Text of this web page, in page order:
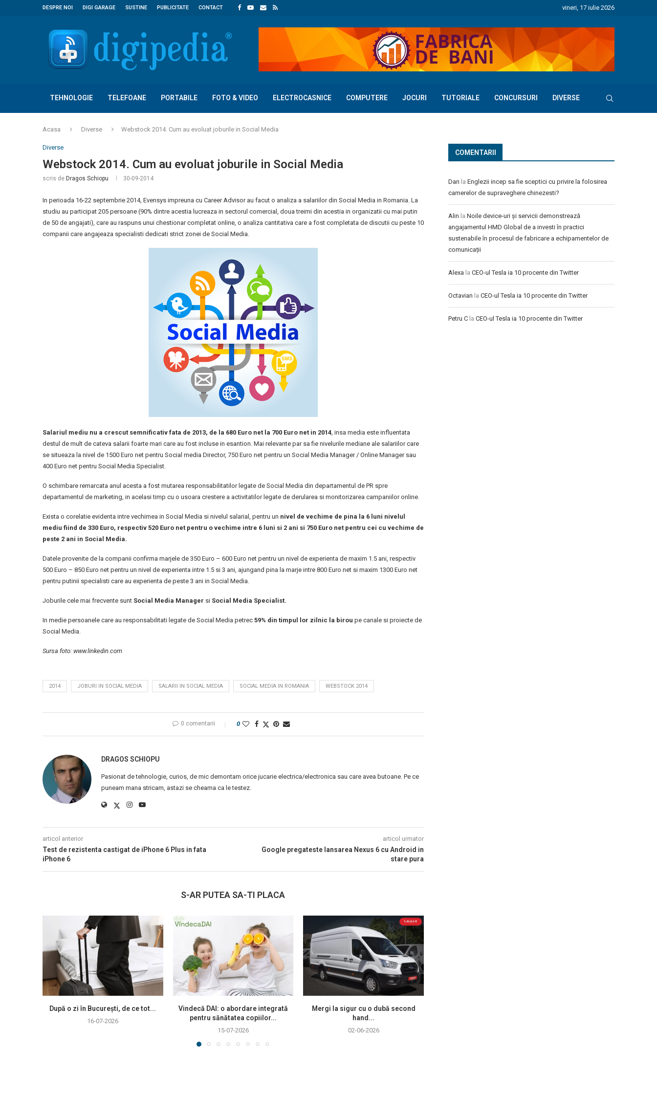
DESPRE NOI DIGI GARAGE SUSTINE PUBLICITATE CONTACT vineri, 17 iulie 2026
TEHNOLOGIE TELEFOANE PORTABILE FOTO & VIDEO ELECTROCASNICE COMPUTERE JOCURI TUTORIALE CONCURSURI DIVERSE
Acasa Diverse Webstock 2014. Cum au evoluat joburile in Social Media
Diverse
Webstock 2014. Cum au evoluat joburile in Social Media
scris de Dragos Schiopu 30-09-2014
In perioada 16-22 septembrie 2014, Evensys impreuna cu Career Advisor au facut o analiza a salariilor din Social Media in Romania. La
studiu au participat 205 persoane (90% dintre acestia lucreaza in sectorul comercial, doua treimi din acestia in organizatii cu mai putin
de 50 de angajati), care au raspuns unui chestionar completat online, o analiza cantitativa care a fost completata de discutii cu peste 10
companii care angajeaza specialisti dedicati strict zonei de Social Media.
Salariul mediu nu a crescut semnificativ fata de 2013, de la 680 Euro net la 700 Euro net in 2014, insa media este influentata
destul de mult de cateva salarii foarte mari care au fost incluse in esantion. Mai relevante par sa fie nivelurile mediane ale salariilor care
se situeaza la nivel de 1500 Euro net pentru Social media Director, 750 Euro net pentru un Social Media Manager / Online Manager sau
400 Euro net pentru Social Media Specialist.
O schimbare remarcata anul acesta a fost mutarea responsabilitatilor legate de Social Media din departamentul de PR spre
departamentul de marketing, in acelasi timp cu o usoara crestere a activitatilor legate de derularea si monitorizarea campaniilor online.
Exista o corelatie evidenta intre vechimea in Social Media si nivelul salarial, pentru un nivel de vechime de pina la 6 luni nivelul
mediu fiind de 330 Euro, respectiv 520 Euro net pentru o vechime intre 6 luni si 2 ani si 750 Euro net pentru cei cu vechime de
peste 2 ani in Social Media.
Datele provenite de la companii confirma marjele de 350 Euro – 600 Euro net pentru un nivel de experienta de maxim 1.5 ani, respectiv
500 Euro – 850 Euro net pentru un nivel de experienta intre 1.5 si 3 ani, ajungand pina la marje intre 800 Euro net si maxim 1300 Euro net
pentru putinii specialisti care au experienta de peste 3 ani in Social Media.
Joburile cele mai frecvente sunt Social Media Manager si Social Media Specialist.
In medie persoanele care au responsabilitati legate de Social Media petrec 59% din timpul lor zilnic la birou pe canale si proiecte de
Social Media.
Sursa foto: www.linkedin.com
2014 JOBURI IN SOCIAL MEDIA SALARII IN SOCIAL MEDIA SOCIAL MEDIA IN ROMANIA WEBSTOCK 2014
0 comentarii 0
DRAGOS SCHIOPU
Pasionat de tehnologie, curios, de mic demontam orice jucarie electrica/electronica sau care avea butoane. Pe ce
puneam mana stricam, astazi se cheama ca le testez.
articol anterior
Test de rezistenta castigat de iPhone 6 Plus in fata
iPhone 6
articol urmator
Google pregateste lansarea Nexus 6 cu Android in
stare pura
S-AR PUTEA SA-TI PLACA
După o zi în București, de ce tot...
16-07-2026
Vindecă DAI: o abordare integrată
pentru sănătatea copiilor...
15-07-2026
Mergi la sigur cu o dubă second
hand...
02-06-2026
COMENTARII
Dan la Englezii incep sa fie sceptici cu privire la folosirea
camerelor de supraveghere chinezesti?
Alin la Noile device-uri și servicii demonstrează
angajamentul HMD Global de a investi în practici
sustenabile în procesul de fabricare a echipamentelor de
comunicații
Alexa la CEO-ul Tesla ia 10 procente din Twitter
Octavian la CEO-ul Tesla ia 10 procente din Twitter
Petru C la CEO-ul Tesla ia 10 procente din Twitter